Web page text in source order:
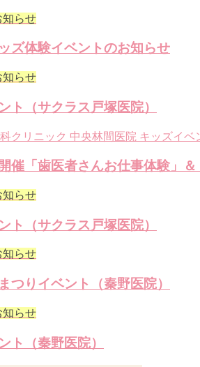
知らせ
ズ体験イベントのお知らせ
知らせ
ト（サクラス戸塚医院）
催「歯医者さんお仕事体験」
知らせ
ト（サクラス戸塚医院）
知らせ
つりイベント（秦野医院）
知らせ
ト（秦野医院）